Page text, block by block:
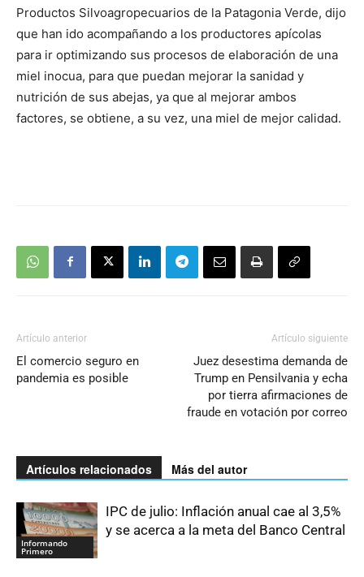
Productos Silvoagropecuarios de la Patagonia Verde, dijo
que han ido acompañando a los productores apícolas
para ir optimizando sus procesos de elaboración de una
miel inocua, para que puedan mejorar la sanidad y
nutrición de sus abejas, ya que al mejorar ambos
factores, se obtiene, a su vez, una miel de mejor calidad.
Artículo anterior
El comercio seguro en
pandemia es posible
Artículo siguiente
Juez desestima demanda de
Trump en Pensilvania y echa
por tierra afirmaciones de
fraude en votación por correo
Artículos relacionados Más del autor
Informando
Primero
IPC de julio: Inflación anual cae al 3,5%
y se acerca a la meta del Banco Central